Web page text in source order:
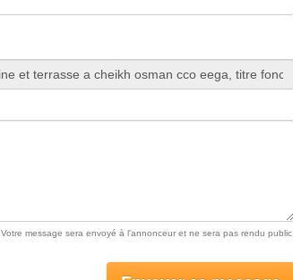
Votre message sera envoyé à l'annonceur et ne sera pas rendu public.